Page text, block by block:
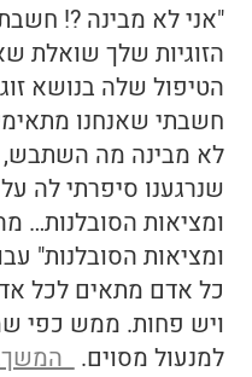
"אני לא מבינה ?!
הזוגיות שלך שואלת
הטיפול שלה בנושא
חשבתי שאנחנו
לא מבינה מה השתבש,
שנרגענו סיפרתי לה
ומציאות הסובלנות…
ומציאות הסובלנות"
כל אדם מתאים לכל
ויש פחות. ממש כפי
למנעול מסוים.